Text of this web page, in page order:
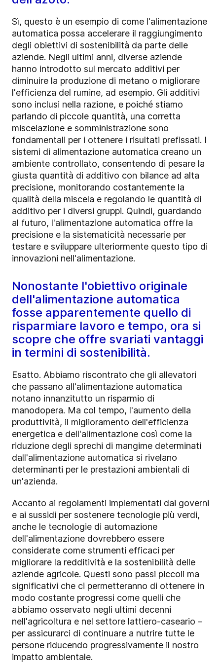
Sì, questo è un esempio di come l'alimentazione
automatica possa accelerare il raggiungimento
degli obiettivi di sostenibilità da parte delle
aziende. Negli ultimi anni, diverse aziende
hanno introdotto sul mercato additivi per
diminuire la produzione di metano o migliorare
l'efficienza del rumine, ad esempio. Gli additivi
sono inclusi nella razione, e poiché stiamo
parlando di piccole quantità, una corretta
miscelazione e somministrazione sono
fondamentali per i ottenere i risultati prefissati. I
sistemi di alimentazione automatica creano un
ambiente controllato, consentendo di pesare la
giusta quantità di additivo con bilance ad alta
precisione, monitorando costantemente la
qualità della miscela e regolando le quantità di
additivo per i diversi gruppi. Quindi, guardando
al futuro, l'alimentazione automatica offre la
precisione e la sistematicità necessarie per
testare e sviluppare ulteriormente questo tipo di
innovazioni nell'alimentazione.
Nonostante l'obiettivo originale
dell'alimentazione automatica
fosse apparentemente quello di
risparmiare lavoro e tempo, ora si
scopre che offre svariati vantaggi
in termini di sostenibilità.
Esatto. Abbiamo riscontrato che gli allevatori
che passano all'alimentazione automatica
notano innanzitutto un risparmio di
manodopera. Ma col tempo, l'aumento della
produttività, il miglioramento dell'efficienza
energetica e dell'alimentazione così come la
riduzione degli sprechi di mangime determinati
dall'alimentazione automatica si rivelano
determinanti per le prestazioni ambientali di
un'azienda.
Accanto ai regolamenti implementati dai governi
e ai sussidi per sostenere tecnologie più verdi,
anche le tecnologie di automazione
dell'alimentazione dovrebbero essere
considerate come strumenti efficaci per
migliorare la redditività e la sostenibilità delle
aziende agricole. Questi sono passi piccoli ma
significativi che ci permetteranno di ottenere in
modo costante progressi come quelli che
abbiamo osservato negli ultimi decenni
nell'agricoltura e nel settore lattiero-caseario –
per assicurarci di continuare a nutrire tutte le
persone riducendo progressivamente il nostro
impatto ambientale.